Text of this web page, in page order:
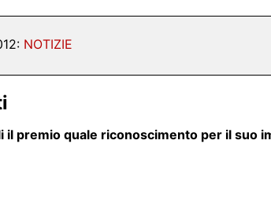
NOTIZIE
premio quale riconoscimento per il suo